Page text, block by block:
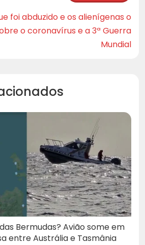
foi abduzido e os alienígenas o
o coronavírus e a 3ª Guerra
Mundial
Bermudas? Avião some em
entre Austrália e Tasmânia